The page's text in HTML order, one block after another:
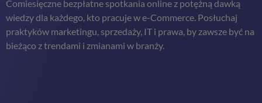
Comiesięczne bezpłatne spotkania online z potężną dawką
wiedzy dla każdego, kto pracuje w e-Commerce. Posłuchaj
praktyków marketingu, sprzedaży, IT i prawa, by zawsze być na
bieżąco z trendami i zmianami w branży.